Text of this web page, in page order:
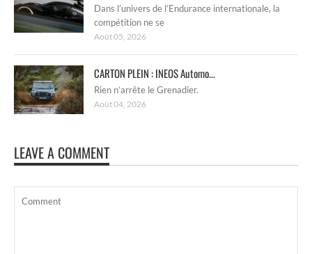
Dans l’univers de l’Endurance internationale, la
compétition ne se
Août 05, 2026
CARTON PLEIN : INEOS Automo...
Rien n’arrête le Grenadier.
Août 04, 2026
LEAVE A COMMENT